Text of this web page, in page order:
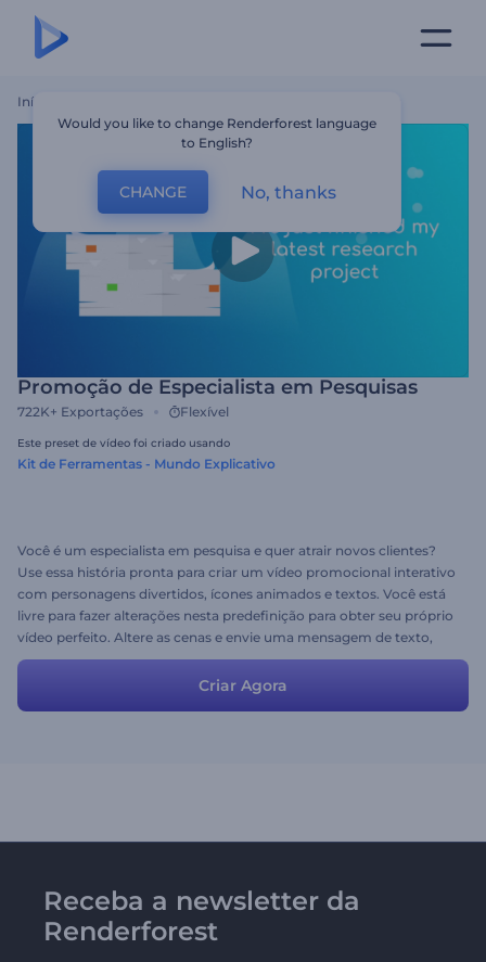
Início
Promoção de Especialista em Pesquisas
722K+ Exportações Flexível
Este preset de vídeo foi criado usando
Kit de Ferramentas - Mundo Explicativo
Você é um especialista em pesquisa e quer atrair novos clientes?
Use essa história pronta para criar um vídeo promocional interativo
com personagens divertidos, ícones animados e textos. Você está
livre para fazer alterações nesta predefinição para obter seu próprio
vídeo perfeito. Altere as cenas e envie uma mensagem de texto,
carregue sua mídia, configure as cores e os estilos e você receberá
Criar Agora
Receba a newsletter da
Renderforest
Would you like to change Renderforest language
to English?
CHANGE No, thanks